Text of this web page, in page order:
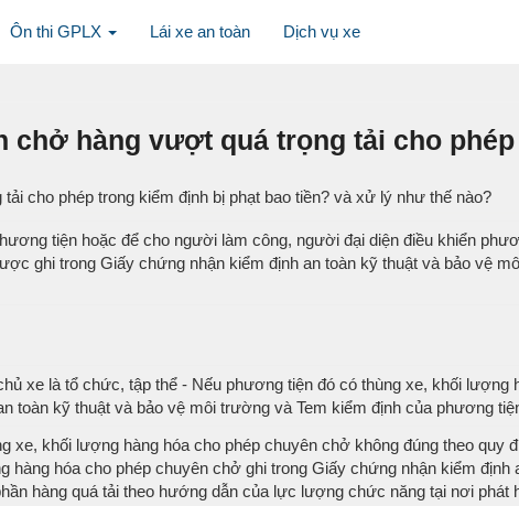
Ôn thi GPLX Lái xe an toàn Dịch vụ xe
chở hàng vượt quá trọng tải cho
cho phép trong kiểm định bị phạt bao tiền? và xử lý như thế nào?
tiện hoặc để cho người làm công, người đại diện điều khiển
ghi trong Giấy chứng nhận kiểm định an toàn kỹ thuật và bảo vệ
xe là tổ chức, tập thể - Nếu phương tiện đó có thùng xe, khối lượng
toàn kỹ thuật và bảo vệ môi trường và Tem kiểm định của phương
xe, khối lượng hàng hóa cho phép chuyên chở không đúng theo quy
hàng hóa cho phép chuyên chở ghi trong Giấy chứng nhận kiểm
hàng quá tải theo hướng dẫn của lực lượng chức năng tại nơi